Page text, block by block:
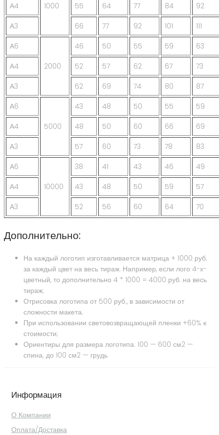
1000
А4 55 64 77 84 92
А3 66 77 92 101 111
А6
2000
46 50 55 59 63
А4 52 57 62 67 73
А3 62 69 74 80 87
А6
5000
43 48 50 55 59
А4 48 50 60 66 69
А3 57 60 73 78 83
А6
10000
38 41 43 46 49
А4 43 48 50 59 57
А3 52 56 60 64 70
Дополнительно:
На каждый логотип изготавливается матрица + 1000 руб.
за каждый цвет на весь тираж. Например, если лого 4-х-
цветный, то дополнительно 4 * 1000 = 4000 руб. на весь
тираж;
Отрисовка логотипа от 500 руб., в зависимости от
сложности макета;
При использовании световозвращающей пленки +60% к
стоимости;
Ориентиры для размера логотипа: 100 — 600 см2 —
спина; до 100 см2 — грудь
Информация
О Компании
Оплата/Доставка